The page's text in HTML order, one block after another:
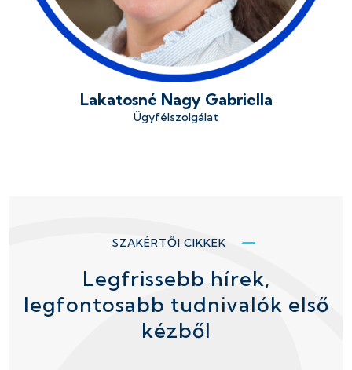
Lakatosné Nagy Gabriella
Ügyfélszolgálat
SZAKÉRTŐI CIKKEK
Legfrissebb hírek,
legfontosabb tudnivalók első
kézből